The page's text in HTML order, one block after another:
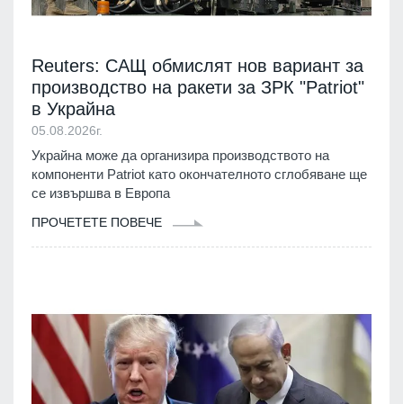
Reuters: САЩ обмислят нов вариант за
производство на ракети за ЗРК "Patriot"
в Украйна
05.08.2026г.
Украйна може да организира производството на
компоненти Patriot като окончателното сглобяване ще
се извършва в Европа
ПРОЧЕТЕТЕ ПОВЕЧЕ